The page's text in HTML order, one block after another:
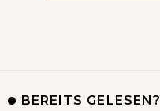
BEREITS GELESEN?